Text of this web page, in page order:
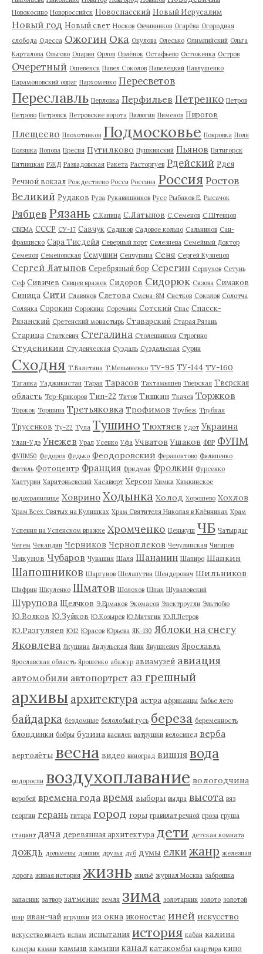
Новокосино Новороссийск Новоспасский Новый Иерусалим
Новый год Новый свет Носков Овчинников Огарёва Огородная
слобода Одесса Ожогин Ока Окулова Олесько Олимпийский Ольга
Карталова Ольгово Опарин Орлов Орлёнок Остафьево Остоженка Остров
Очеретный Ошевенск Павел Соколов Павелецкий Павлушенко
Парамоновский овраг Пархоменко Пересветов
Переславль Перловка Перфильев Петренко Петров
Петрово Петровск Петровские ворота Пилюгин Пименов Пирогов
Плещеево Плохотников Подмосковье Покровка Поля
Полянка Попова Пресня Путилково Пушкинский Пьянов Пятигорск
Пятницкая РЖД Развадовская Ракета Расторгуев Рдейский Рдея
Речной вокзал Рождествено Росси Россина Россия Ростов
Великий Рудаков Руза Рукавишников Русе Рыбаков Е. Рысачок
Рябцев Рязань С.Капица С.Латыпов С.Семенов С.Штенцов
СВЕМА СССР СУ-17 Савчук Садиков Садовое кольцо Сальников Сан-
Франциско Сара Тисдейл Северный порт Селезнева Семейный Доктор
Семенов Семеновская Семушин Сенчурина Сеня Сергей Кузнецов
Сергей Латыпов Серебряный бор Серегин Серпухов Сетунь
Сеф Сивичев Сивцев вражек Сидоров Сидорюк Сизова Симаков
Синица Сити Славянов Слетова Смена-8М Снетков Соколов Солотча
Солянка Сорокин Сорокина Сорочаны Сотский Спас Спасск-
Рязанский Сретенский монастырь Ставарский Старая Рязань
Старица Статкевич Стегалина Столешников Строгино
Студеникин Студенческая Суздаль Суздальская Сурин
Сходня Т.Валетина Т.Мельяненко ТУ-95 ТУ-144 ТУ-160
Таганка Таджикистан Таран Тарасов Тахтамышев Тверская Тверская
область Тер-Крикоров Тип-22 Титов Тишкин Ткачев Торжков
Торжок Торшина Третьяковка Трофимов Трубеж Трубная
Трусенков Ту-22 Тула Тушино Тюхтяев Удот Украина
Улан-Удэ Унежев Урал Усенко Уфа Учватов Ушаков ФВР ФУПМ
ФУПМ50 Федоров Федько Феодоровский Ферапонтово Филипенко
Фитиль Фотоцентр Франция Фридман Фролкин Фурсенко
Халтурин Харитоньевский Хасавюрт Херсон Химки Химкинское
водохранилище Ховрино Ходынка Холод Хорошево Хохлов
Храм Всех Святых на Кулишках Храм Святителя Николая в Клённиках Храм
Успения на Успенском вражке Хромченко Ценькуш ЧБ Чатырдаг
Чегем Чекандин Черников Черноплеков Чечулинская Чигирев
Чикунов Чубаров Чувашия Шаля Шананин Шапиро Шапкин
Шапошников Шаргунов Шелапутин Шендерович Шильников
Шифрин Шкуленко Шматов Шолохов Шпак Шуваловский
Шурупова Щелчков Э.Ермаков Экомасов Электроугли Эльтюбю
Ю.Волков Ю.Зуйков Ю.Козырев Ю.Митягин Ю.П.Петров
Ю.Разгуляев Ю12 Юрасов Юрьева ЯК-130 Яблоки на снегу
Яковлева Якушина Яндульская Янин Янушкевич Ярославль
Ярославская область Ярошенко абажур авиамузей авиация
автомобили автопортрет аз грешный
архивы архитектура астра африканцы бабье лето
байдарка бездомные белолобый гусь береза беременность
блондинки бобры бузина василек ватрушки велосипед верба
вертолёты весна видео виноград вишня вода
водоросли воздухоплавание вологодчина
воробей времена года время выборы выдра высота вяз
георгин герань гитара город горы гравилат речной гроза груша
гтацинт дача деревянная архитектура дети детская комната
дождь дольмены донник друзья дуб думы елки жанр железная
дорога живая история жизнь жильё журнал Москва заброшка
запасник затвор затмение земля зима золотарник золото золотой
шар иван-чай игрушки из окна иконостас иней искусство
искусство видеть ислам испытания история кабан калина
камеры камни камыш камыши канал катакомбы квартира кино